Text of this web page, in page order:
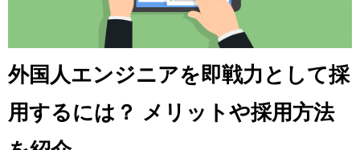
外国人エンジニアを即戦力として採
用するには？ メリットや採用方法